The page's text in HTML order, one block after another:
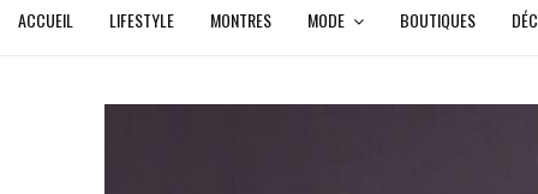
ACCUEIL LIFESTYLE MONTRES MODE BOUTIQUES